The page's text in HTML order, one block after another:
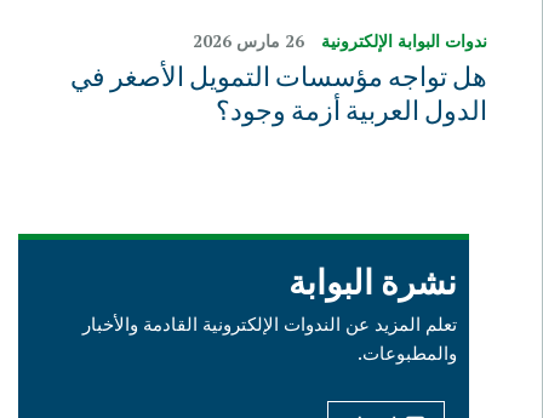
ندوات البوابة الإلكترونية 26 مارس 2026
هل تواجه مؤسسات التمويل الأصغر في
الدول العربية أزمة وجود؟
نشرة البوابة
تعلم المزيد عن الندوات الإلكترونية القادمة والأخبار
والمطبوعات.